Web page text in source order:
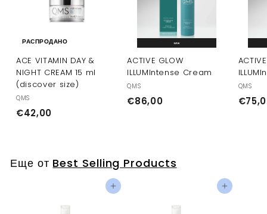
РАСПРОДАНО
ACE VITAMIN DAY &
NIGHT CREAM 15 ml
(discover size)
QMS
€42,00€
0
ACTIVE GLOW
ILLUMIntense Cream
QMS
€86,00€
0
0
QMS
Еще от Best Selling Products
Добавить в корзину Добавить в корзину